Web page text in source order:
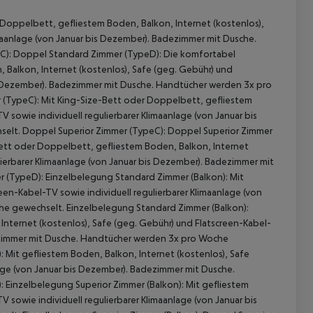
gefliestem Boden, Balkon, Internet (kostenlos),
(von Januar bis Dezember). Badezimmer mit Dusche.
Doppel Standard Zimmer (TypeD): Die komfortabel
Internet (kostenlos), Safe (geg. Gebühr) und
Badezimmer mit Dusche. Handtücher werden 3x pro
(TypeC): Mit King-Size-Bett oder Doppelbett, gefliestem
individuell regulierbarer Klimaanlage (von Januar bis
Doppel Superior Zimmer (TypeC): Doppel Superior Zimmer
oder Doppelbett, gefliestem Boden, Balkon, Internet
Klimaanlage (von Januar bis Dezember). Badezimmer mit
Einzelbelegung Standard Zimmer (Balkon): Mit
Kabel-TV sowie individuell regulierbarer Klimaanlage (von
gewechselt. Einzelbelegung Standard Zimmer (Balkon):
(kostenlos), Safe (geg. Gebühr) und Flatscreen-Kabel-
mit Dusche. Handtücher werden 3x pro Woche
Mit gefliestem Boden, Balkon, Internet (kostenlos), Safe
(von Januar bis Dezember). Badezimmer mit Dusche.
Superior Zimmer (Balkon): Mit gefliestem
individuell regulierbarer Klimaanlage (von Januar bis